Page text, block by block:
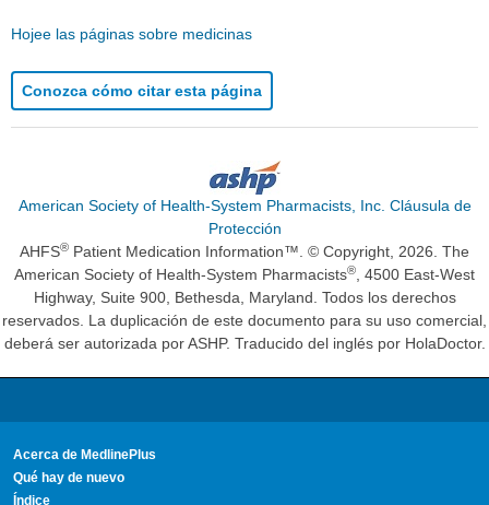
Hojee las páginas sobre medicinas
Conozca cómo citar esta página
American Society of Health-System Pharmacists, Inc. Cláusula de
Protección
AHFS® Patient Medication Information™. © Copyright, 2026. The
American Society of Health-System Pharmacists®, 4500 East-West
Highway, Suite 900, Bethesda, Maryland. Todos los derechos
reservados. La duplicación de este documento para su uso comercial,
deberá ser autorizada por ASHP. Traducido del inglés por HolaDoctor.
Acerca de MedlinePlus
Qué hay de nuevo
Índice